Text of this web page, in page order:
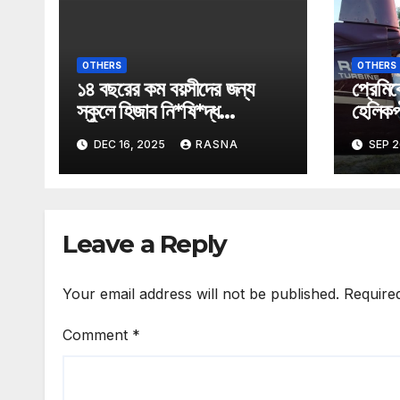
OTHERS
১৪ বছরের কম বয়সীদের জন্য
স্কুলে হিজাব নি*ষি*দ্ধ
অস্ট্রিয়ায়।
DEC 16, 2025 RASNA
OTHERS
তুললেন
SEP
Leave a Reply
Your email address will not be published.
Comment *